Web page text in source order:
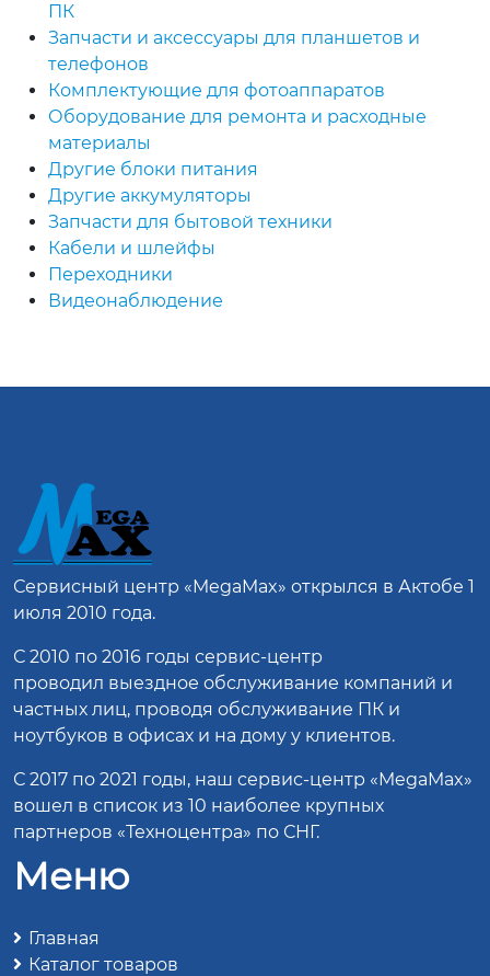
ПК
Запчасти и аксессуары для планшетов и
телефонов
Комплектующие для фотоаппаратов
Оборудование для ремонта и расходные
материалы
Другие блоки питания
Другие аккумуляторы
Запчасти для бытовой техники
Кабели и шлейфы
Переходники
Видеонаблюдение
Сервисный центр «MegaMax» открылся в Актобе 1
июля 2010 года.
С 2010 по 2016 годы сервис-центр
проводил выездное обслуживание компаний и
частных лиц, проводя обслуживание ПК и
ноутбуков в офисах и на дому у клиентов.
С 2017 по 2021 годы, наш сервис-центр «MegaMax»
вошел в список из 10 наиболее крупных
партнеров «Техноцентра» по СНГ.
Меню
Главная
Каталог товаров